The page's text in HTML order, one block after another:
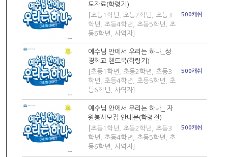
도자료(학령기)
[초등1학년, 초등2학년, 초등3
학년, 초등4학년, 초등5학년, 초
등6학년, 사역자]
500캐쉬
예수님 안에서 우리는 하나_성
경학교 핸드북(학령기)
[초등1학년, 초등2학년, 초등3
학년, 초등4학년, 초등5학년, 초
등6학년, 사역자]
500캐쉬
예수님 안에서 우리는 하나_ 자
원봉사모집 안내문(학령전)
[초등1학년, 초등2학년, 초등3
학년, 초등4학년, 초등5학년, 초
등6학년, 사역자]
500캐쉬